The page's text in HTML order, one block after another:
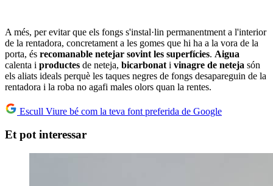
A més, per evitar que els fongs s'instal·lin permanentment a l'interior
de la rentadora, concretament a les gomes que hi ha a la vora de la
porta, és recomanable netejar sovint les superfícies. Aigua
calenta i productes de neteja, bicarbonat i vinagre de neteja són
els aliats ideals perquè les taques negres de fongs desapareguin de la
rentadora i la roba no agafi males olors quan la rentes.
Escull Viure bé com la teva font preferida de Google
Et pot interessar